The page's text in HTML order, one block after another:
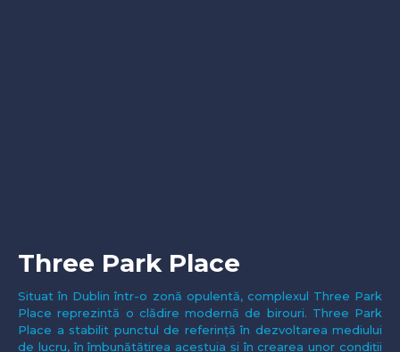
Three Park Place
Situat în Dublin într-o zonă opulentă, complexul Three Park
Place reprezintă o clădire modernă de birouri. Three Park
Place a stabilit punctul de referință în dezvoltarea mediului
de lucru, în îmbunătățirea acestuia și în crearea unor condiții